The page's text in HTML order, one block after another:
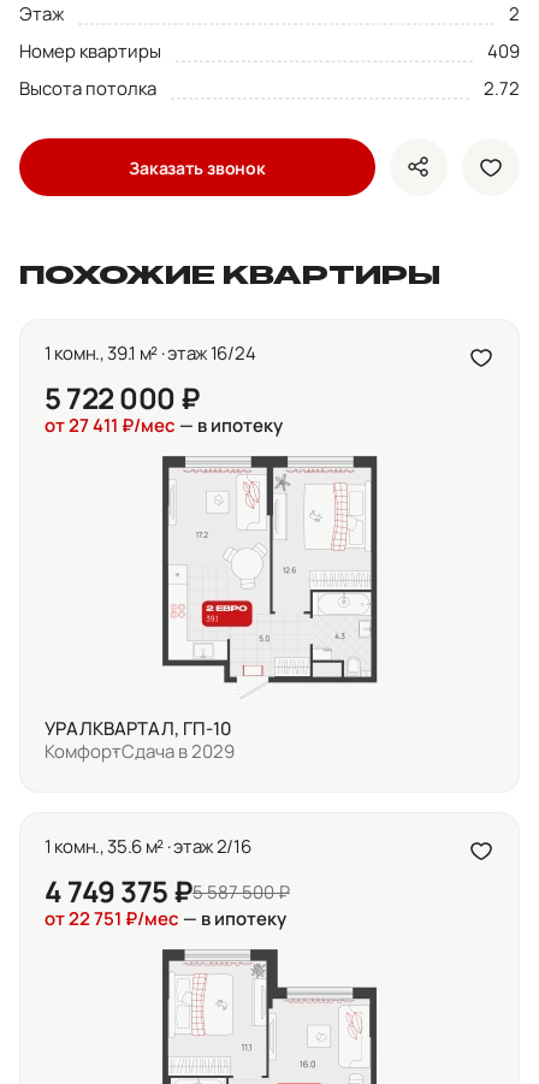
Этаж
2
Номер квартиры
409
Высота потолка
2.72
Заказать звонок показать
ПОХОЖИЕ КВАРТИРЫ
1 комн., 39.1 м² · этаж 16/24
5 722 000 ₽
от 27 411 ₽/мес — в ипотеку
УРАЛКВАРТАЛ, ГП-10
КомфортСдача в 2029
1 комн., 35.6 м² · этаж 2/16
4 749 375 ₽5 587 500 ₽
от 22 751 ₽/мес — в ипотеку